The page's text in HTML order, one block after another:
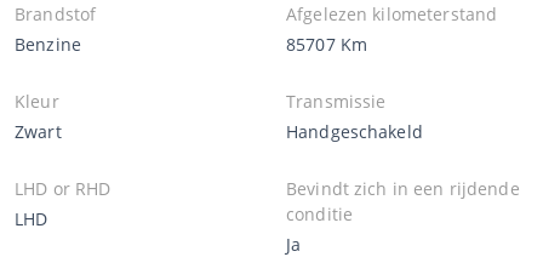
Brandstof
Benzine
Afgelezen kilometerstand
85707 Km
Kleur
Zwart
Transmissie
Handgeschakeld
LHD or RHD
LHD
Bevindt zich in een rijdende
conditie
Ja